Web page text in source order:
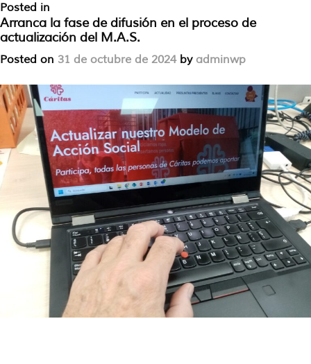
Posted in
Arranca la fase de difusión en el proceso de
actualización del M.A.S.
Posted on 31 de octubre de 2024by adminwp